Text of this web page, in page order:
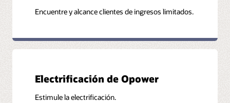
Encuentre y alcance clientes de ingresos limitados.
Electrificación de Opower
Estimule la electrificación.